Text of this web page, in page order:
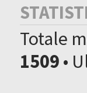
Totale
1509•